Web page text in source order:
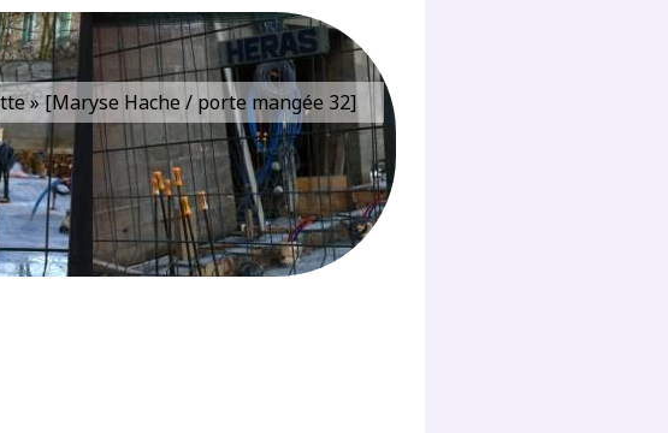
» [Maryse Hache / porte mangée 32]